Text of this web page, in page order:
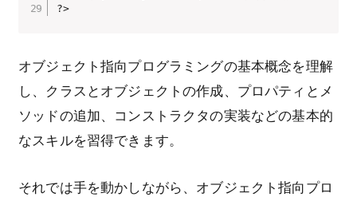
?>
オブジェクト指向プログラミングの基本概念を理解
し、クラスとオブジェクトの作成、プロパティとメ
ソッドの追加、コンストラクタの実装などの基本的
なスキルを習得できます。
それでは手を動かしながら、オブジェクト指向プロ